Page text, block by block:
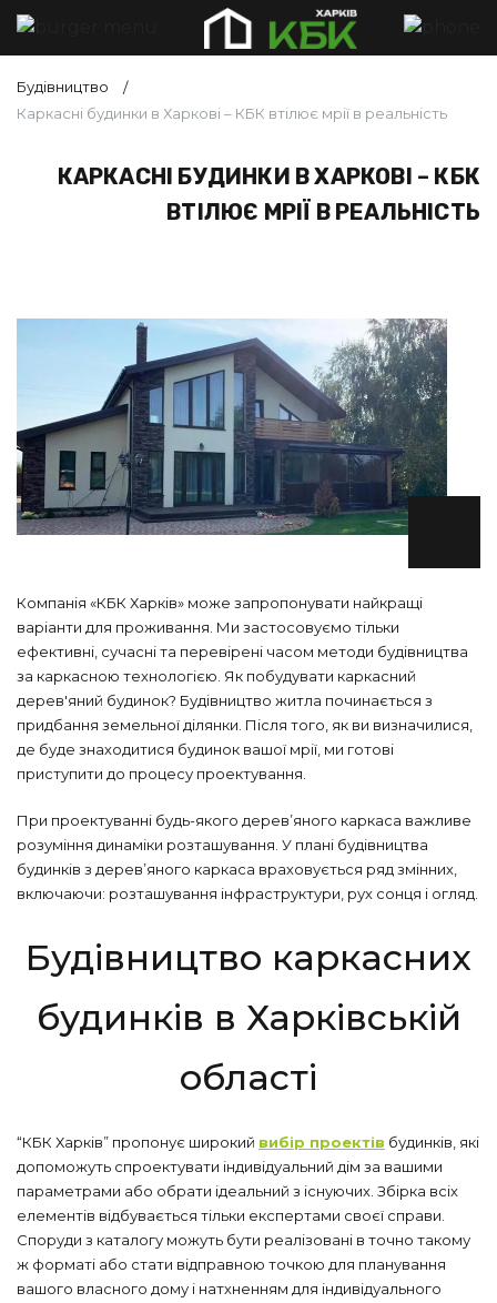
Будівництво
Каркасні будинки в Харкові – КБК втілює мрії в реальність
КАРКАСНІ БУДИНКИ В ХАРКОВІ – КБК
ВТІЛЮЄ МРІЇ В РЕАЛЬНІСТЬ
Компанія «КБК Харків» може запропонувати найкращі
варіанти для проживання. Ми застосовуємо тільки
ефективні, сучасні та перевірені часом методи будівництва
за каркасною технологією. Як побудувати каркасний
дерев'яний будинок? Будівництво житла починається з
придбання земельної ділянки. Після того, як ви визначилися,
де буде знаходитися будинок вашої мрії, ми готові
приступити до процесу проектування.
При проектуванні будь-якого дерев’яного каркаса важливе
розуміння динаміки розташування. У плані будівництва
будинків з дерев’яного каркаса враховується ряд змінних,
включаючи: розташування інфраструктури, рух сонця і огляд.
Будівництво каркасних
будинків в Харківській
області
“КБК Харків” пропонує широкий вибір проектів будинків, які
допоможуть спроектувати індивідуальний дім за вашими
параметрами або обрати ідеальний з існуючих. Збірка всіх
елементів відбувається тільки експертами своєї справи.
Споруди з каталогу можуть бути реалізовані в точно такому
ж форматі або стати відправною точкою для планування
вашого власного дому і натхненням для індивідуального